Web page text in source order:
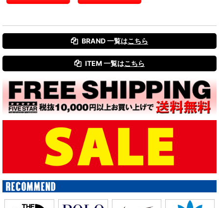
BRAND 一覧はこちら
ITEM 一覧はこちら